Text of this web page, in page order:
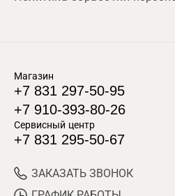
Магазин
+7 831 297-50-95
+7 910-393-80-26
Сервисный центр
+7 831 295-50-67
ЗАКАЗАТЬ ЗВОНОК